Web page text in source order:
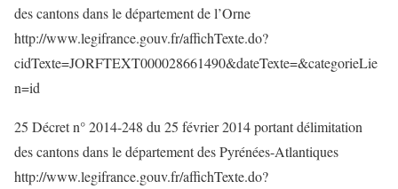
des cantons dans le département de l’Orne
http://www.legifrance.gouv.fr/affichTexte.do?
cidTexte=JORFTEXT000028661490&dateTexte=&categorieLie
n=id
25 Décret n° 2014-248 du 25 février 2014 portant délimitation
des cantons dans le département des Pyrénées-Atlantiques
http://www.legifrance.gouv.fr/affichTexte.do?